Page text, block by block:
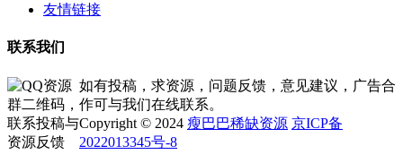
友情链接
联系我们
如有投稿，求资源，问题反馈，意见建议，广告合
作可与我们在线联系。
Copyright © 2024 瘦巴巴稀缺资源 京ICP备
2022013345号-8